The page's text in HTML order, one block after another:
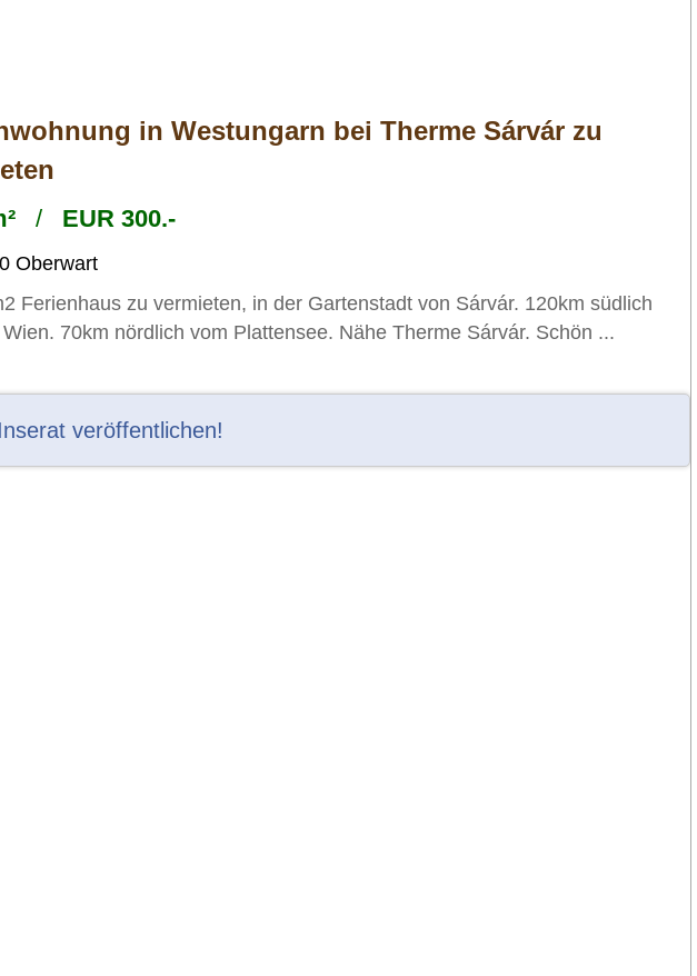
in Westungarn bei Therme Sárvár zu
/ EUR 300.-
Oberwart
Ferienhaus zu vermieten, in der Gartenstadt von Sárvár. 120km südlich
70km nördlich vom Plattensee. Nähe Therme Sárvár. Schön ...
veröffentlichen!